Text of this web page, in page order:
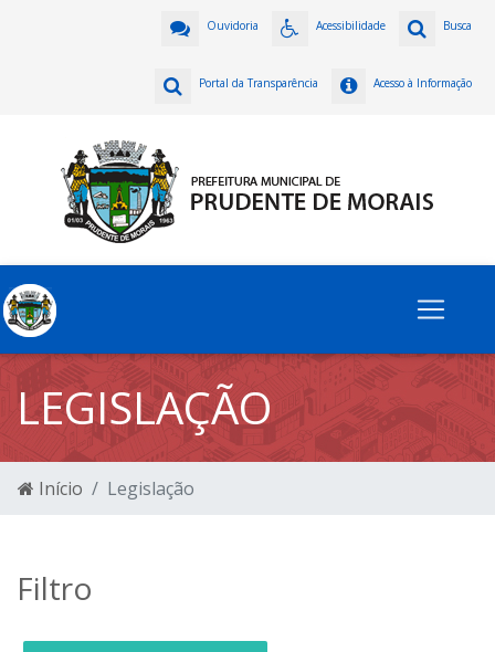
Busca
Acessibilidade
Ouvidoria
Acesso à Informação
Portal da Transparência
LEGISLAÇÃO
Início Legislação
Filtro